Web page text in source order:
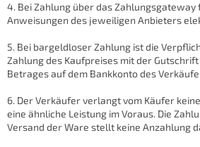
4. Bei Zahlung über das
Anweisungen des jeweiligen Anbieters
5. Bei bargeldloser Zahlung ist die
Zahlung des Kaufpreises mit der
Betrages auf dem Bankkonto des
6. Der Verkäufer verlangt vom Käufer
eine ähnliche Leistung im Voraus. Die
Versand der Ware stellt keine Anzahlung